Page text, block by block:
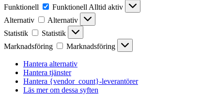
Funktionell
Funktionell Alltid aktiv
Alternativ
Alternativ
Statistik
Statistik
Marknadsföring
Marknadsföring
Hantera alternativ
Hantera tjänster
Hantera {vendor_count}-leverantörer
Läs mer om dessa syften